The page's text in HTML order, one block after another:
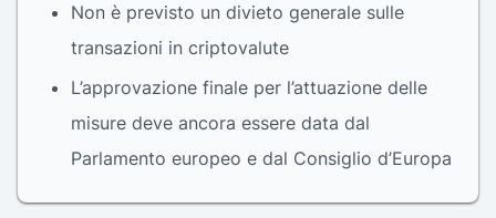
Non è previsto un divieto generale sulle
transazioni in criptovalute
L’approvazione finale per l’attuazione delle
misure deve ancora essere data dal
Parlamento europeo e dal Consiglio d’Europa